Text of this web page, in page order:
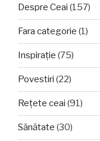
Despre Ceai (157)
Fara categorie (1)
Inspirație (75)
Povestiri (22)
Rețete ceai (91)
Sănătate (30)